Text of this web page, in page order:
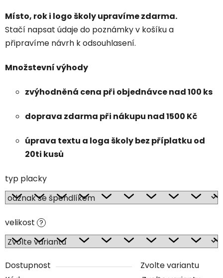
Místo, rok i logo školy upravíme zdarma.
Stačí napsat údaje do poznámky v košíku a
připravíme návrh k odsouhlasení.
Množstevní výhody
zvýhodněná cena při objednávce nad 100 ks
doprava zdarma při nákupu nad 1500 Kč
úprava textu a loga školy bez příplatku od
20ti kusů
typ placky
velikost ?
Dostupnost
Zvolte variantu